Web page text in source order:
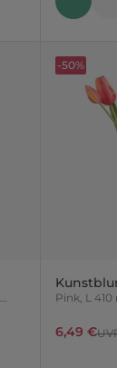
Pink, L
6,49 €
-50%